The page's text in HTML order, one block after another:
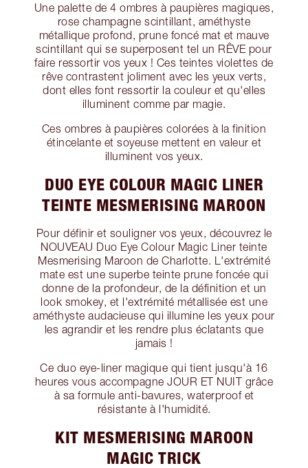
Une palette de 4 ombres à paupières magiques,
rose champagne scintillant, améthyste
métallique profond, prune foncé mat et mauve
scintillant qui se superposent tel un RÊVE pour
faire ressortir vos yeux ! Ces teintes violettes de
rêve contrastent joliment avec les yeux verts,
dont elles font ressortir la couleur et qu'elles
illuminent comme par magie.
Ces ombres à paupières colorées à la finition
étincelante et soyeuse mettent en valeur et
illuminent vos yeux.
DUO EYE COLOUR MAGIC LINER
TEINTE MESMERISING MAROON
Pour définir et souligner vos yeux, découvrez le
NOUVEAU Duo Eye Colour Magic Liner teinte
Mesmerising Maroon de Charlotte. L'extrémité
mate est une superbe teinte prune foncée qui
donne de la profondeur, de la définition et un
look smokey, et l'extrémité métallisée est une
améthyste audacieuse qui illumine les yeux pour
les agrandir et les rendre plus éclatants que
jamais !
Ce duo eye-liner magique qui tient jusqu'à 16
heures vous accompagne JOUR ET NUIT grâce
à sa formule anti-bavures, waterproof et
résistante à l'humidité.
KIT MESMERISING MAROON
MAGIC TRICK